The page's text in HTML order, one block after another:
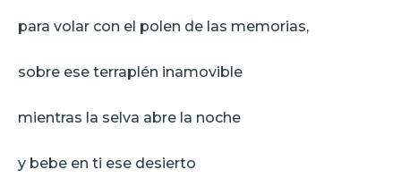
para volar con el polen de las memorias,
sobre ese terraplén inamovible
mientras la selva abre la noche
y bebe en ti ese desierto